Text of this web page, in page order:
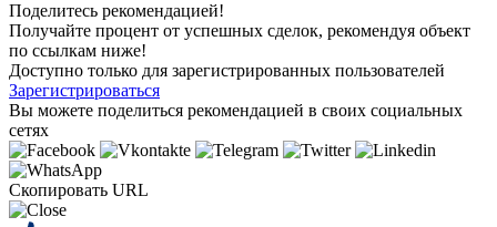
Поделитесь рекомендацией!
Получайте процент от успешных сделок, рекомендуя объект
по ссылкам ниже!
Доступно только для зарегистрированных пользователей
Зарегистрироваться
Вы можете поделиться рекомендацией в своих социальных
сетях
Скопировать URL